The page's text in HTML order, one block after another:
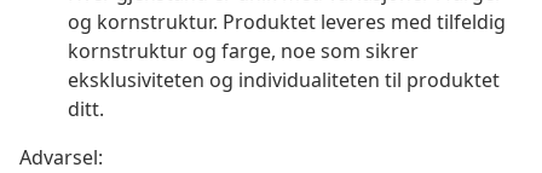
og kornstruktur. Produktet leveres med tilfeldig
kornstruktur og farge, noe som sikrer
eksklusiviteten og individualiteten til produktet
ditt.
Advarsel: